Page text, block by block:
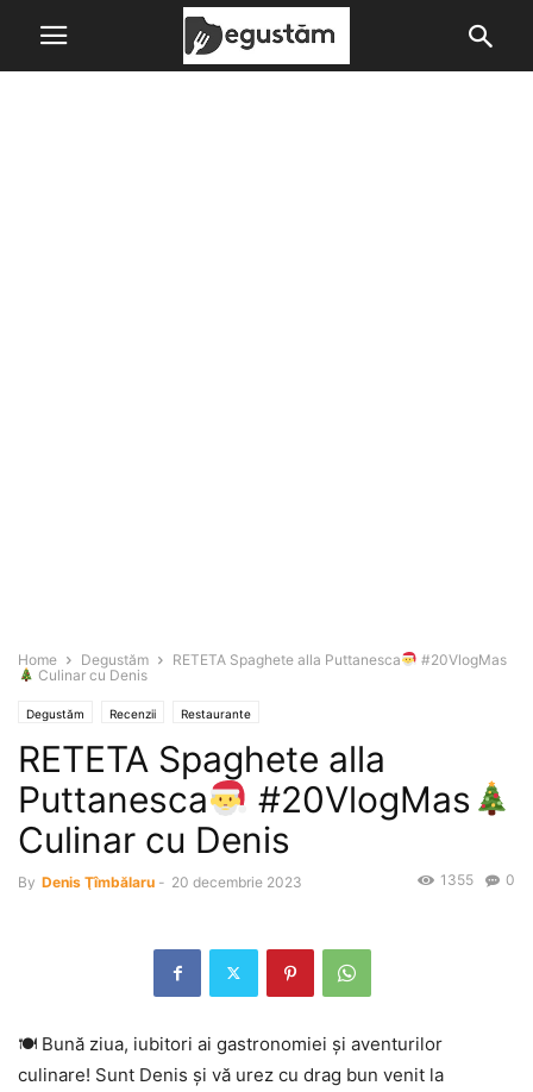
Home Degustăm RETETA Spaghete alla Puttanesca
#20VlogMas
Culinar cu Denis
Degustăm Recenzii Restaurante
RETETA Spaghete alla
Puttanesca
#20VlogMas
Culinar cu Denis
By Denis Ţîmbălaru - 20 decembrie 2023 0
1355
🍽 Bună ziua, iubitori ai gastronomiei și aventurilor
culinare! Sunt Denis și vă urez cu drag bun venit la